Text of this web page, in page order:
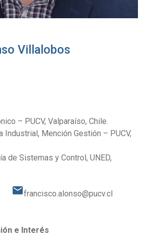
Villalobos
– PUCV, Valparaíso, Chile.
Industrial, Mención Gestión – PUCV,
de Sistemas y Control, UNED,
emailfrancisco.alonso@pucv.cl
e Interés